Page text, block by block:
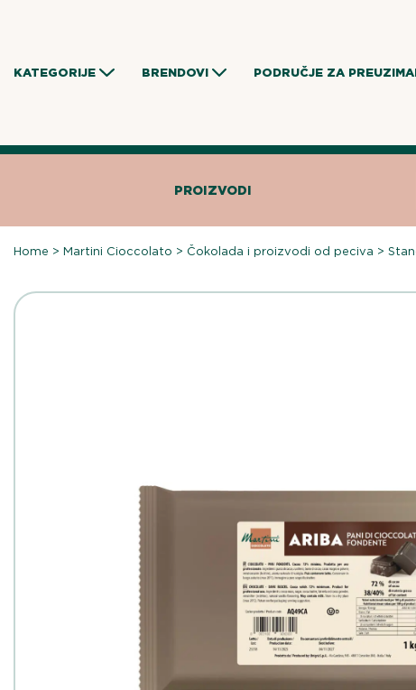
KATEGORIJE BRENDOVI PODRUČJE ZA
PROIZVODI
Home >Martini Cioccolato > Čokolada i proizvodi od peciva >